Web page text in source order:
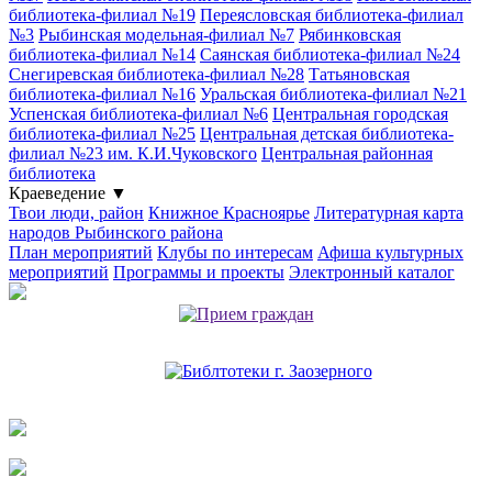
библиотека-филиал №19 Переясловская библиотека-филиал
№3 Рыбинская модельная-филиал №7 Рябинковская
библиотека-филиал №14 Саянская библиотека-филиал №24
Снегиревская библиотека-филиал №28 Татьяновская
библиотека-филиал №16 Уральская библиотека-филиал №21
Успенская библиотека-филиал №6 Центральная городская
библиотека-филиал №25 Центральная детская библиотека-
филиал №23 им. К.И.Чуковского Центральная районная
библиотека
Краеведение ▼
Твои люди, район Книжное Красноярье Литературная карта
народов Рыбинского района
План мероприятий Клубы по интересам Афиша культурных
мероприятий Программы и проекты Электронный каталог